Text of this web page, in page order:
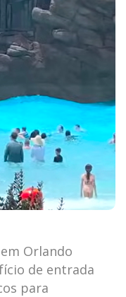
Orlando
de entrada
para